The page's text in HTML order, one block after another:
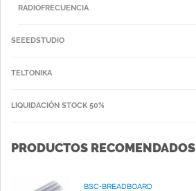
RADIOFRECUENCIA
SEEEDSTUDIO
TELTONIKA
LIQUIDACIÓN STOCK 50%
PRODUCTOS RECOMENDADOS
BSC-BREADBOARD